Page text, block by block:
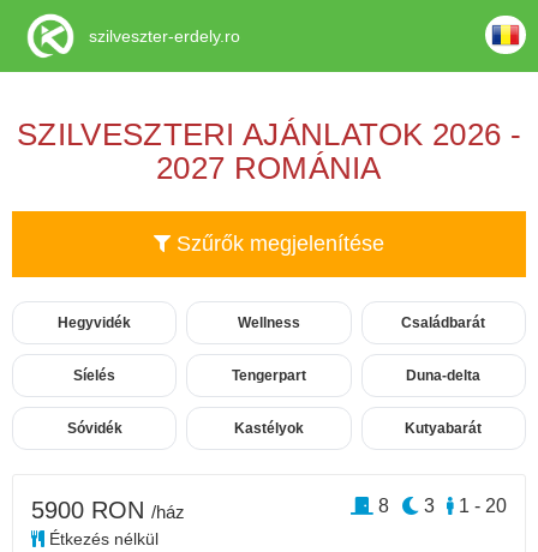
SZILVESZTERI AJÁNLATOK 2026 -
2027 ROMÁNIA
Szűrők megjelenítése
Hegyvidék Wellness Családbarát
Síelés Tengerpart Duna-delta
Sóvidék Kastélyok Kutyabarát
5900 RON /ház
Étkezés nélkül
1 - 20
3
8
szilveszter-erdely.ro